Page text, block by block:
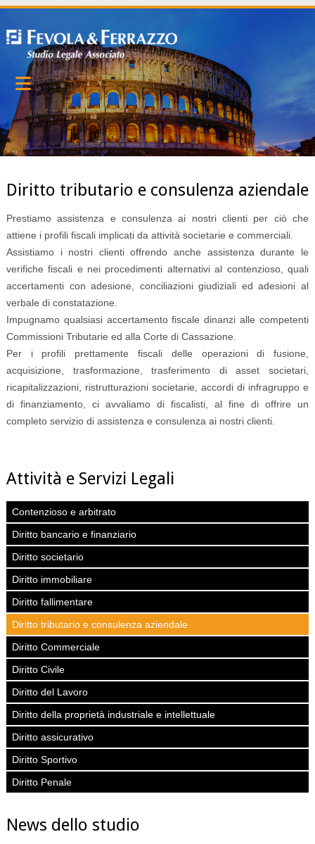
Diritto tributario e consulenza aziendale
Prestiamo assistenza e consulenza ai nostri clienti per ciò che
attiene i profili fiscali implicati da attività societarie e commerciali.
Assistiamo i nostri clienti offrendo anche assistenza durante le
verifiche fiscali e nei procedimenti alternativi al contenzioso, quali
accertamenti con adesione, conciliazioni giudiziali ed adesioni al
verbale di constatazione.
Impugnamo qualsiasi accertamento fiscale dinanzi alle competenti
Commissioni Tributarie ed alla Corte di Cassazione.
Per i profili prettamente fiscali delle operazioni di fusione,
acquisizione, trasformazione, trasferimento di asset societari,
ricapitalizzazioni, ristrutturazioni societarie, accordi di infragruppo e
di finanziamento, ci avvaliamo di fiscalisti, al fine di offrire un
completo servizio di assistenza e consulenza ai nostri clienti.
Attività e Servizi Legali
Contenzioso e arbitrato
Diritto bancario e finanziario
Diritto societario
Diritto immobiliare
Diritto fallimentare
Diritto tributario e consulenza aziendale
Diritto Commerciale
Diritto Civile
Diritto del Lavoro
Diritto della proprietà industriale e intellettuale
Diritto assicurativo
Diritto Sportivo
Diritto Penale
News dello studio